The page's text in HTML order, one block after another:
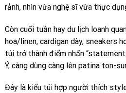
rảnh, nhìn vừa nghệ sĩ vừa thực
Còn cuối tuần hay du lịch loanh
hoa/linen, cardigan dày, sneakers
túi trở thành điểm nhấn
Ý, càng dùng càng lên patina ton-
Đây là kiểu túi hợp người thích